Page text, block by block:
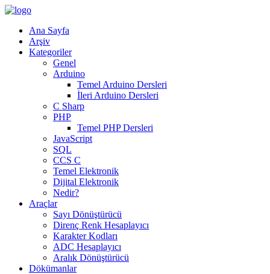
Ana Sayfa
Arşiv
Kategoriler
Genel
Arduino
Temel Arduino Dersleri
İleri Arduino Dersleri
C Sharp
PHP
Temel PHP Dersleri
JavaScript
SQL
CCS C
Temel Elektronik
Dijital Elektronik
Nedir?
Araçlar
Sayı Dönüştürücü
Direnç Renk Hesaplayıcı
Karakter Kodları
ADC Hesaplayıcı
Aralık Dönüştürücü
Dökümanlar